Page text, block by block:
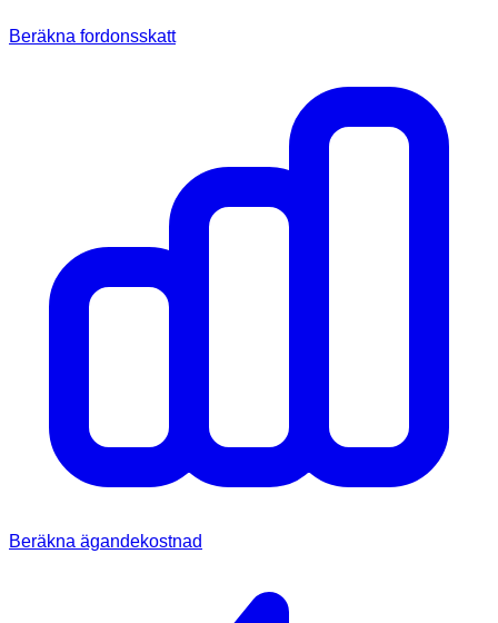
Beräkna fordonsskatt
Beräkna ägandekostnad